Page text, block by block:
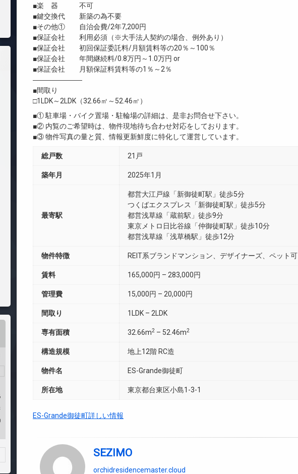
■楽 器 不可
■鍵交換代 新築の為不要
■その他① 自治会費/2年7,200円
■保証会社 利用必須（※大手法人契約の場合、例外あり）
■保証会社 初回保証委託料/月額賃料等の20％～100％
■保証会社 年間継続料/0.8万円～1.0万円 or
■保証会社 月額保証料賃料等の1％～2％
―――――――
■間取り
□1LDK～2LDK（32.66㎡～52.46㎡）
■① 駐車場・バイク置場・駐輪場の詳細は、是非お問合せ下さい。
■② 内覧のご希望時は、物件現地待ち合わせ対応をしております。
■③ 物件写真の量と質、情報更新鮮度に特化して運営しています。
総戸数 21戸
築年月 2025年1月
最寄駅
都営大江戸線「新御徒町駅」徒歩5分
つくばエクスプレス「新御徒町駅」徒歩5分
都営浅草線「蔵前駅」徒歩9分
東京メトロ日比谷線「仲御徒町駅」徒歩10分
都営浅草線「浅草橋駅」徒歩12分
物件特徴 REIT系ブランドマンション、デザイナーズ、ペット可
賃料 165,000円 – 283,000円
管理費 15,000円 – 20,000円
間取り 1LDK – 2LDK
専有面積 32.66m2 – 52.46m2
構造規模 地上12階 RC造
物件名 ES-Grande御徒町
所在地 東京都台東区小島1-3-1
ES-Grande御徒町詳しい情報
SEZIMO
orchidresidencemaster.cloud